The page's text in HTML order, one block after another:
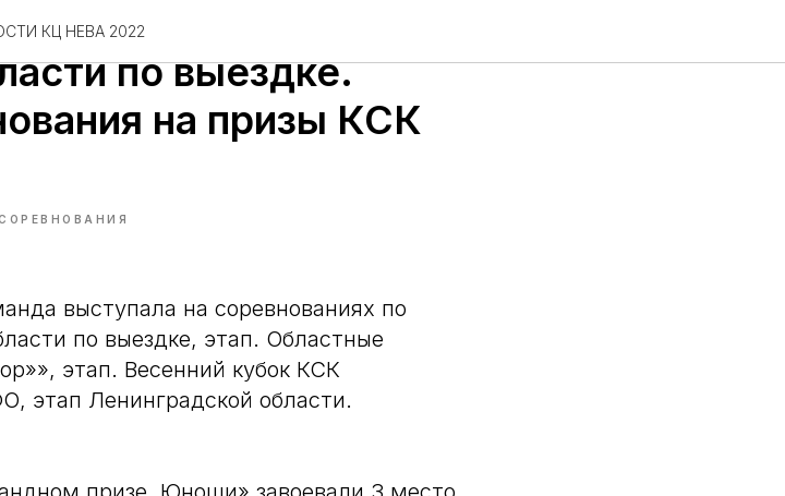
КЦ НЕВА 2022
«Кубок
по выездке.
на призы КСК
выступала на соревнованиях по
по выездке, этап. Областные
этап. Весенний кубок КСК
этап Ленинградской области.